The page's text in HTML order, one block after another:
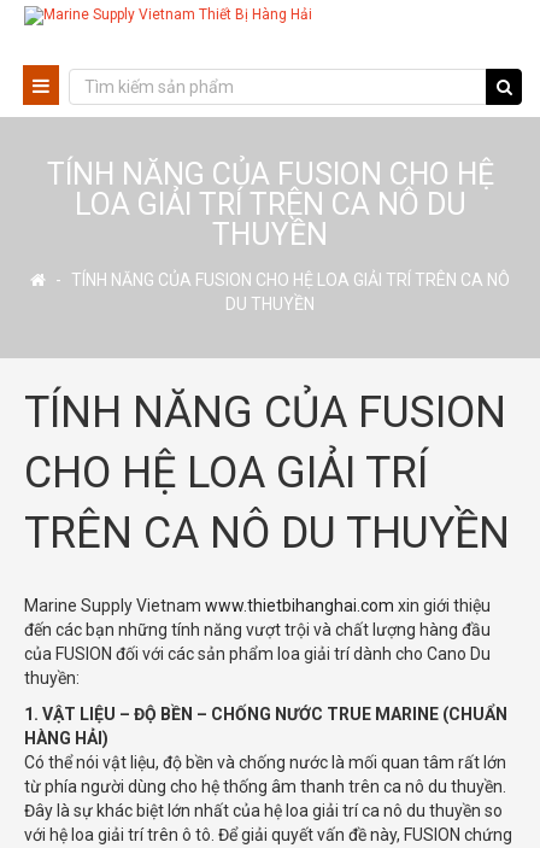
TÍNH NĂNG CỦA FUSION CHO HỆ
LOA GIẢI TRÍ TRÊN CA NÔ DU
THUYỀN
-
TÍNH NĂNG CỦA FUSION CHO HỆ LOA GIẢI TRÍ TRÊN CA NÔ
DU THUYỀN
TÍNH NĂNG CỦA FUSION
CHO HỆ LOA GIẢI TRÍ
TRÊN CA NÔ DU THUYỀN
Marine Supply Vietnam www.thietbihanghai.com xin giới thiệu
đến các bạn những tính năng vượt trội và chất lượng hàng đầu
của FUSION đối với các sản phẩm loa giải trí dành cho Cano Du
thuyền:
1. VẬT LIỆU – ĐỘ BỀN – CHỐNG NƯỚC TRUE MARINE (CHUẨN
HÀNG HẢI)
Có thể nói vật liệu, độ bền và chống nước là mối quan tâm rất lớn
từ phía người dùng cho hệ thống âm thanh trên ca nô du thuyền.
Đây là sự khác biệt lớn nhất của hệ loa giải trí ca nô du thuyền so
với hệ loa giải trí trên ô tô. Để giải quyết vấn đề này, FUSION chứng